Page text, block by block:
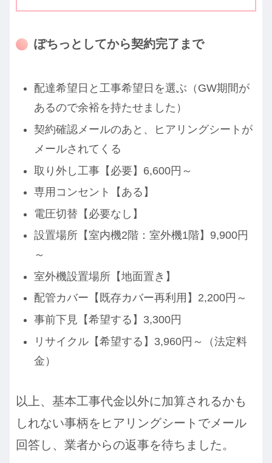
ぽちっとしてから契約完了まで
配達希望日と工事希望日を選ぶ（GW期間が
あるので余裕を持たせました）
契約確認メールのあと、ヒアリングシートが
メールされてくる
取り外し工事【必要】6,600円～
専用コンセント【ある】
電圧切替【必要なし】
設置場所【室内機2階：室外機1階】9,900円
～
室外機設置場所【地面置き】
配管カバー【既存カバー再利用】2,200円～
事前下見【希望する】3,300円
リサイクル【希望する】3,960円～（法定料
金）
以上、基本工事代金以外に加算されるかも
しれない事柄をヒアリングシートでメール
回答し、業者からの返事を待ちました。